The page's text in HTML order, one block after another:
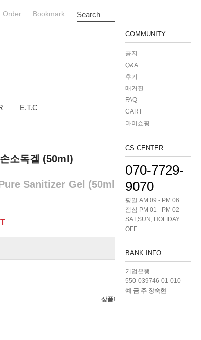
Order Bookmark Search
E.T.C
COMMUNITY
공지
Q&A
후기
매거진
FAQ
CART
마이쇼핑
CS CENTER
070-7729-
9070
평일 AM 09 - PM 06
점심 PM 01 - PM 02
SAT,SUN, HOLIDAY
OFF
BANK INFO
기업은행
550-039746-01-010
예 금 주 장숙현
소독겔 (50ml)
Sanitizer Gel (50ml)
상품이 품절되었습니다.